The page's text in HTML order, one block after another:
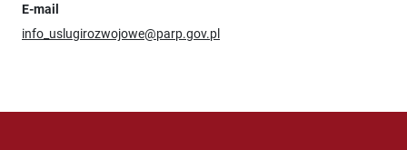
E-mail
info_uslugirozwojowe@parp.gov.pl